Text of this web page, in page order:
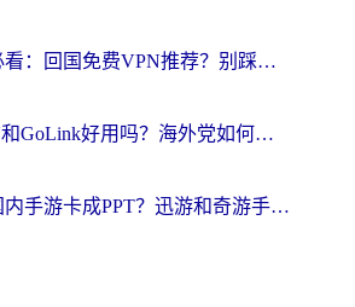
海外党必看：回国免费VPN推荐？别踩坑！教你选对加速器无缝刷国内资源
ChickCN和GoLink好用吗？海外党如何选对回国加速器
海外玩国内手游卡成PPT？迅游和奇游手游哪个好？一篇讲透回国加速器怎么选